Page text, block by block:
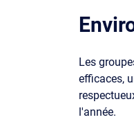
Les
efficaces,
l'année.